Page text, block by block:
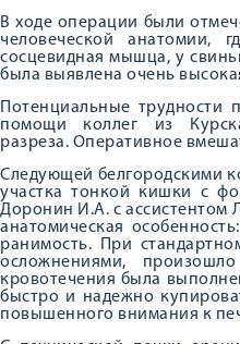
В ходе операции были
человеческой анатомии,
сосцевидная мышца, у
была выявлена очень
Потенциальные трудности
помощи коллег из
разреза. Оперативное
Следующей белгородскими
участка тонкой кишки с
Доронин И.А. с ассистентом
анатомическая
ранимость. При
осложнениями,
кровотечения была
быстро и надежно
повышенного внимания к